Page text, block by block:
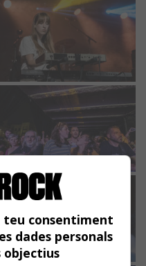
teu consentiment
dades personals
objectius